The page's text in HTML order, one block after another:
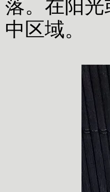
落。在阳
中区域。